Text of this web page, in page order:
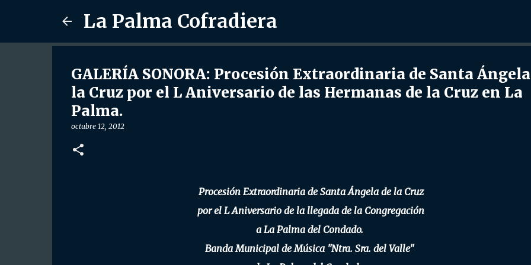
La Palma Cofradiera
GALERÍA SONORA: Procesión Extraordinaria de Santa
la Cruz por el L Aniversario de las Hermanas de la Cruz en La
Palma.
octubre 12, 2012
Procesión Extraordinaria de Santa Ángela de la Cruz
por el L Aniversario de la llegada de la Congregación
a La Palma del Condado.
Banda Municipal de Música "Ntra. Sra. del Valle"